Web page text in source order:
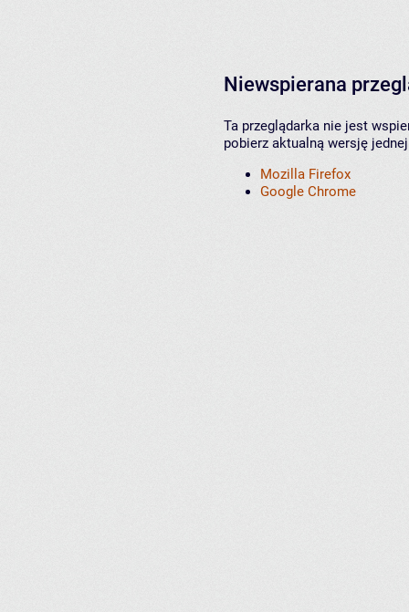
Niewspierana
Ta przeglądarka nie jest
pobierz aktualną wersję
Mozilla Firefox
Google Chrome